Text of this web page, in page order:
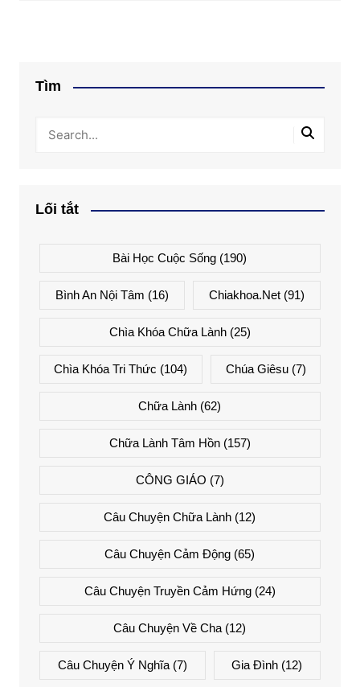
Tìm
Lối tắt
Bài Học Cuộc Sống (190)
Bình An Nội Tâm (16) Chiakhoa.net (91)
Chìa Khóa Chữa Lành(25)
Chìa Khóa Tri Thức (104) Chúa Giêsu(7)
Chữa Lành (62)
Chữa Lành Tâm Hồn(157)
CÔNG GIÁO (7)
Câu Chuyện Chữa Lành (12)
Câu Chuyện Cảm Động (65)
Câu Chuyện Truyền Cảm Hứng(24)
Câu Chuyện Về Cha (12)
Câu Chuyện Ý Nghĩa(7) Gia Đình (12)